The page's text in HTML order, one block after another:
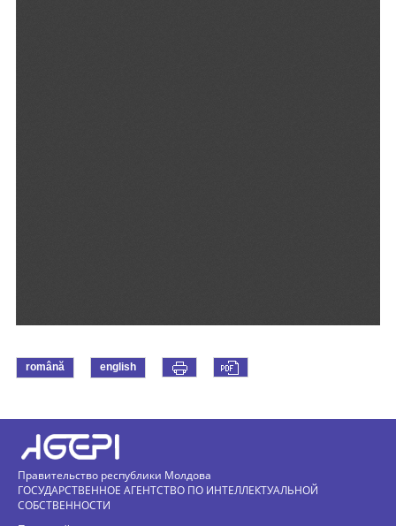
română english
Правительство республики Молдова
ГОСУДАРСТВЕННОЕ АГЕНТСТВО ПО ИНТЕЛЛЕКТУАЛЬНОЙ
СОБСТВЕННОСТИ